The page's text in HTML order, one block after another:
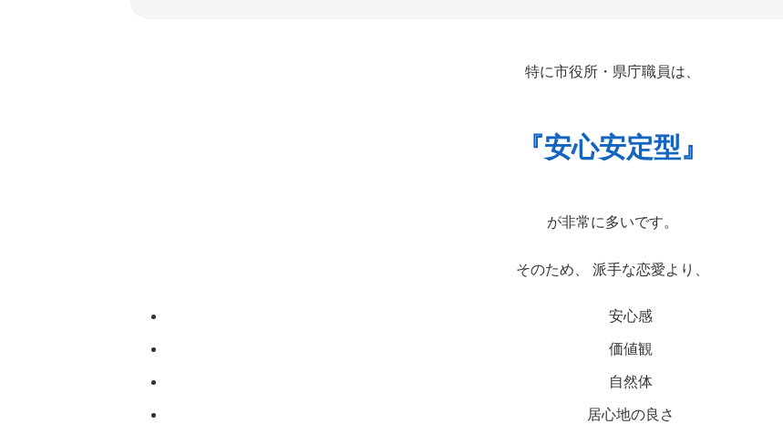
特に市役所・県庁職員は、
『安心安定型』
が非常に多いです。
そのため、 派手な恋愛より、
安心感
価値観
自然体
居心地の良さ